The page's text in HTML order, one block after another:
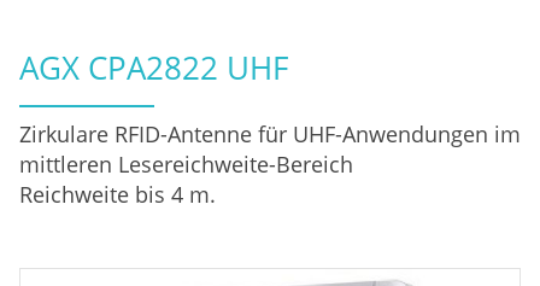
AGX CPA2822 UHF
Zirkulare RFID-Antenne für UHF-Anwendungen im
mittleren Lesereichweite-Bereich
Reichweite bis 4 m.